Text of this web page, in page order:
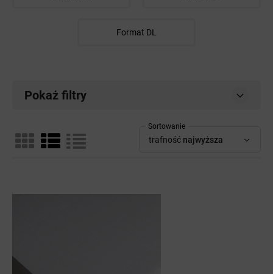
Format DL
Pokaż filtry
Sortowanie
trafność najwyższa